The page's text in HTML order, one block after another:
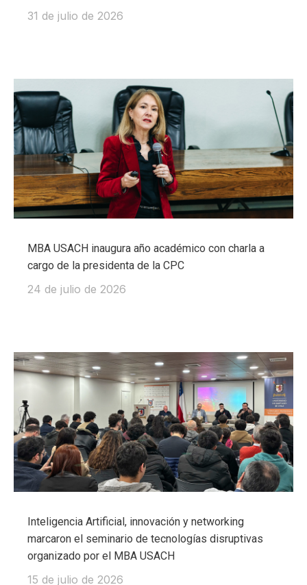
31 de julio de 2026
MBA USACH inaugura año académico con charla a
cargo de la presidenta de la CPC
24 de julio de 2026
Inteligencia Artificial, innovación y networking
marcaron el seminario de tecnologías disruptivas
organizado por el MBA USACH
15 de julio de 2026